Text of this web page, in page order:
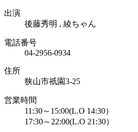
出演
後藤秀明 , 綾ちゃん
電話番号
04-2956-0934
住所
狭山市祇園3-25
営業時間
11:30～15:00(L.O 14:30）
17:30～22:00(L.O 21:30）